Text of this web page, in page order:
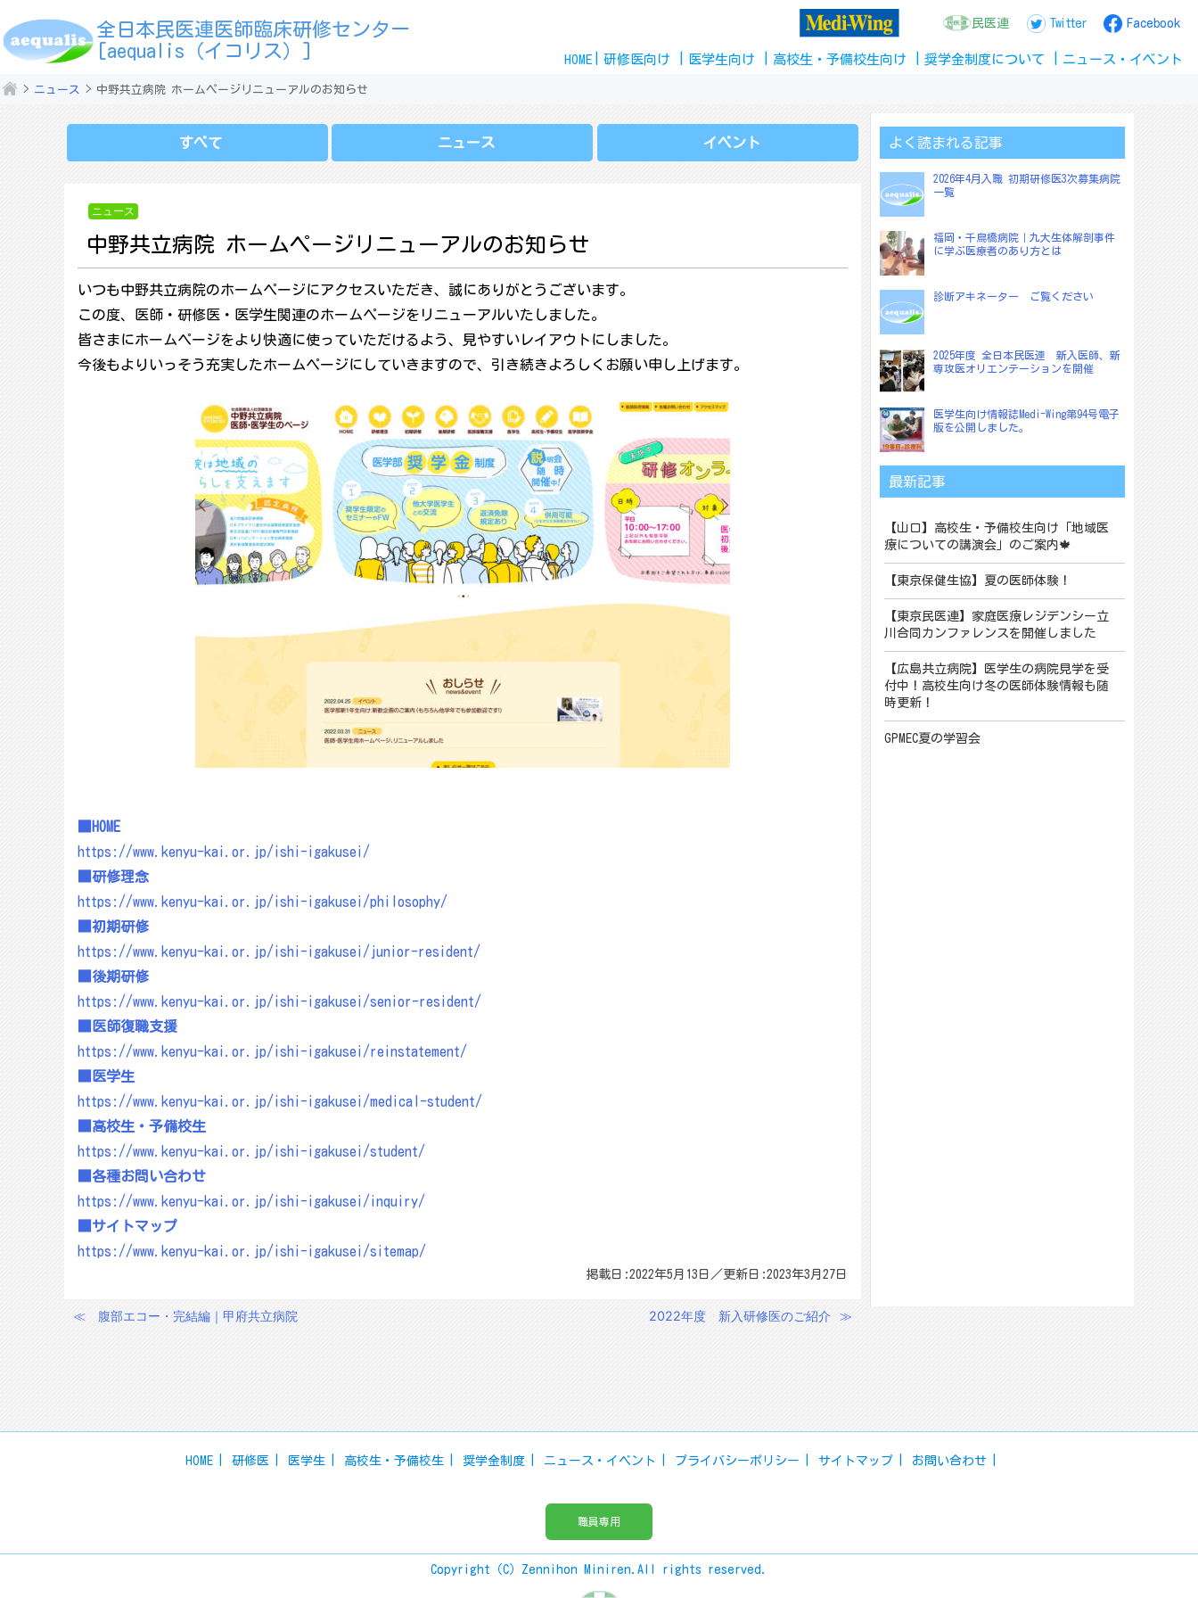
content
全日本民医連医師臨床研修センター
[aequalis（イコリス）]
民医連 Twitter Facebook
HOME 研修医向け 医学生向け 高校生 ・ 予備校生向け 奨学金制度 について ニュース ・ イベント
ニュース 中野共立病院 ホームページリニューアルのお知らせ
すべて ニュース イベント
ニュース
中野共立病院 ホームページリニューアルのお知らせ
いつも中野共立病院のホームページにアクセスいただき、誠にありがとうございます。
この度、医師・研修医・医学生関連のホームページをリニューアルいたしました。
皆さまにホームページをより快適に使っていただけるよう、見やすいレイアウトにしました。
今後もよりいっそう充実したホームページにしていきますので、引き続きよろしくお願い申し上げます。
■HOME
https://www.kenyu-kai.or.jp/ishi-igakusei/
■研修理念
https://www.kenyu-kai.or.jp/ishi-igakusei/philosophy/
■初期研修
https://www.kenyu-kai.or.jp/ishi-igakusei/junior-resident/
■後期研修
https://www.kenyu-kai.or.jp/ishi-igakusei/senior-resident/
■医師復職支援
https://www.kenyu-kai.or.jp/ishi-igakusei/reinstatement/
■医学生
https://www.kenyu-kai.or.jp/ishi-igakusei/medical-student/
■高校生・予備校生
https://www.kenyu-kai.or.jp/ishi-igakusei/student/
■各種お問い合わせ
https://www.kenyu-kai.or.jp/ishi-igakusei/inquiry/
■サイトマップ
https://www.kenyu-kai.or.jp/ishi-igakusei/sitemap/
掲載日:2022年5月13日／更新日:2023年3月27日
投≪ 腹部エコー・完結編｜甲府共立病院 2022年度 新入研修医のご紹介 ≫
よく読まれる記事
2026年4月入職 初期研修医3次募集病院
一覧
福岡・千鳥橋病院｜九大生体解剖事件
に学ぶ医療者のあり方とは
診断アキネーター ご覧ください
2025年度 全日本民医連 新入医師、新
専攻医オリエンテーションを開催
医学生向け情報誌Medi-Wing第94号電子
版を公開しました。
最新記事
【山口】高校生・予備校生向け「地域医
療についての講演会」のご案内🍁
【東京保健生協】夏の医師体験！
【東京民医連】家庭医療レジデンシー立
川合同カンファレンスを開催しました
【広島共立病院】医学生の病院見学を受
付中！高校生向け冬の医師体験情報も随
時更新！
GPMEC夏の学習会
HOME 研修医 医学生 高校生・予備校生 奨学金制度 ニュース・イベント プライバシーポリシー サイトマップ お問い合わせ
職員専用
Copyright（C）Zennihon Miniren.All rights reserved.